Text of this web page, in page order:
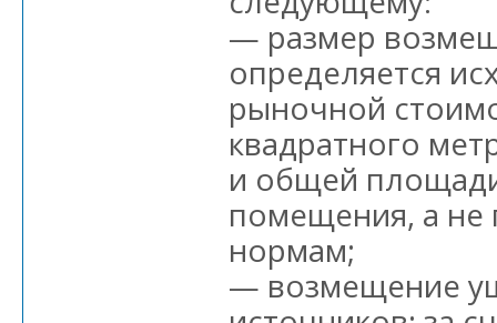
— размер
определяется
рыночной
квадратного
и общей
помещения, а
нормам;
— возмещение